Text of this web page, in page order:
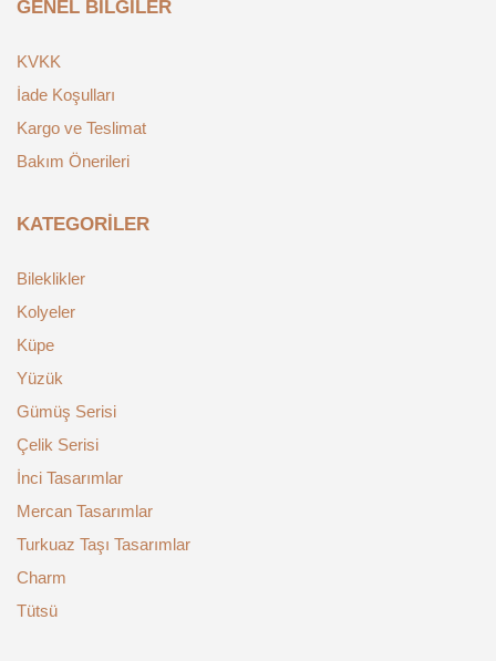
GENEL BILGILER
KVKK
İade Koşulları
Kargo ve Teslimat
Bakım Önerileri
KATEGORILER
Bileklikler
Kolyeler
Küpe
Yüzük
Gümüş Serisi
Çelik Serisi
İnci Tasarımlar
Mercan Tasarımlar
Turkuaz Taşı Tasarımlar
Charm
Tütsü